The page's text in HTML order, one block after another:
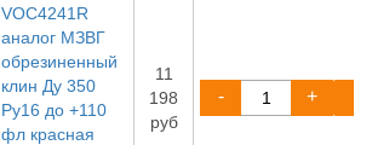
VOC4241R
аналог МЗВГ
обрезиненный
клин Ду 350
Ру16 до +110
фл красная
11
198
руб
- +